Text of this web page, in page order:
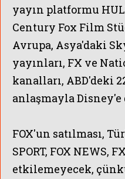
yayın platformu
Century Fox Film
Avrupa, Asya'daki
yayınları, FX ve
kanalları, ABD'deki
anlaşmayla Disney'e
FOX'un satılması,
SPORT, FOX NEWS,
etkilemeyecek,